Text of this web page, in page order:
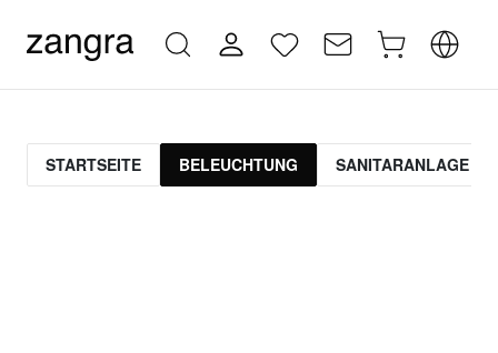
STARTSEITE BELEUCHTUNG SANITARANLAGE